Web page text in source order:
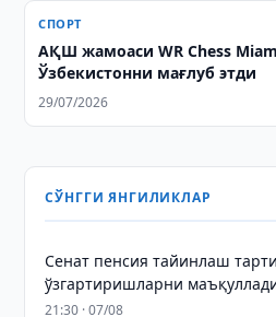
СПОРТ
АҚШ жамоаси WR Chess
Ўзбекистонни мағлуб этди
29/07/2026
СЎНГГИ ЯНГИЛИКЛАР
Сенат пенсия тайинлаш
ўзгартиришларни
21:30 · 07/08